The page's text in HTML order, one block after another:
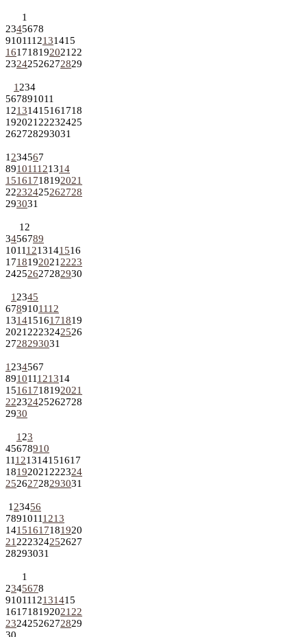
1
2345678
9101112131415
161718192021 22
23242526272829
1 234
567891011
12131415161718
192021 22232425
262728293031
1 234567
891011121314
15161718192021
22232425262728
293031
1 2
3456789
10111213141516
1718192021 2223
24252627282930
1 2345
6789101112
13141516171819
2021 2223242526
2728293031
1 234567
891011121314
15161718192021
22232425262728
2930
1 23
45678910
11121314151617
18192021 222324
25262728293031
1 23456
78910111213
14151617181920
21 222324252627
28293031
1
2345678
9101112131415
161718192021 22
23242526272829